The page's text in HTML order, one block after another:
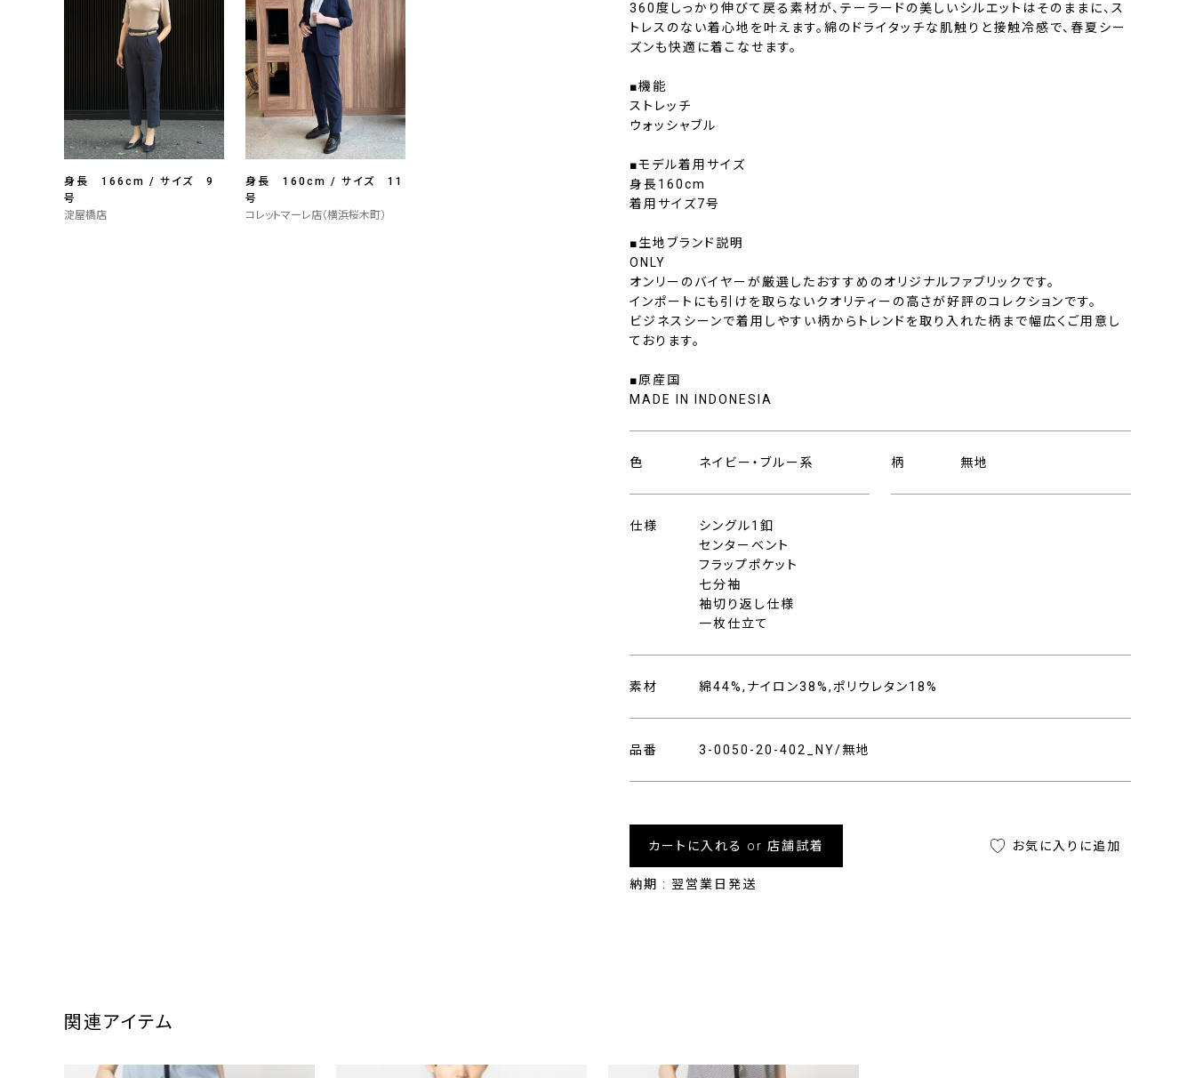
360度しっかり伸びて戻る素材が、テーラードの美しいシルエットはそのままに、ス
トレスのない着心地を叶えます。綿のドライタッチな肌触りと接触冷感で、春夏シー
ズンも快適に着こなせます。
■機能
ストレッチ
ウォッシャブル
■モデル着用サイズ
身長160cm
着用サイズ7号
■生地ブランド説明
ONLY
オンリーのバイヤーが厳選したおすすめのオリジナルファブリックです。
インポートにも引けを取らないクオリティーの高さが好評のコレクションです。
ビジネスシーンで着用しやすい柄からトレンドを取り入れた柄まで幅広くご用意し
ております。
■原産国
MADE IN INDONESIA
色 ネイビー・ブルー系 柄 無地
仕様
シングル1釦
センターベント
フラップポケット
七分袖
袖切り返し仕様
一枚仕立て
素材 綿44%,ナイロン38%,ポリウレタン18%
品番 3-0050-20-402_NY/無地
カートに入れる or 店舗試着
納期 : 翌営業日発送
お気に入りに追加
身長 166cm / サイズ 9
号
淀屋橋店
身長 160cm / サイズ 11
号
コレットマーレ店（横浜桜木町）
関連アイテム